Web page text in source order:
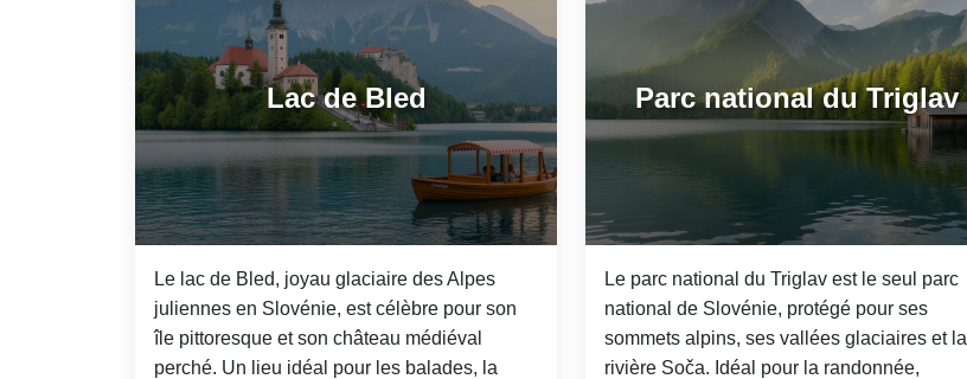
Lac de Bled
Le lac de Bled, joyau glaciaire des Alpes
juliennes en Slovénie, est célèbre pour son
île pittoresque et son château médiéval
perché. Un lieu idéal pour les balades, la
Parc national du Triglav
Le parc national du Triglav est le seul parc
national de Slovénie, protégé pour ses
sommets alpins, ses vallées glaciaires et la
rivière Soča. Idéal pour la randonnée,